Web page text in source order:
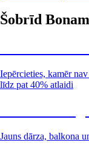
Šobrīd
Iepērcieties, kamēr
līdz pat 40% atlaidi
Jauns dārza, balkona